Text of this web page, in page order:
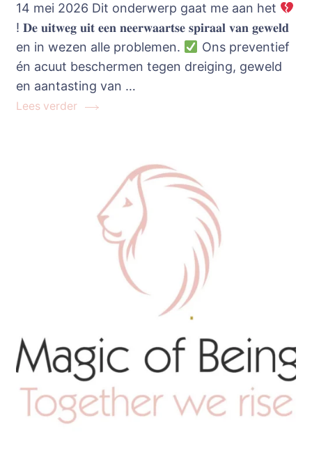
14 mei 2026 Dit onderwerp gaat me aan het
! 𝐃𝐞 𝐮𝐢𝐭𝐰𝐞𝐠 𝐮𝐢𝐭 𝐞𝐞𝐧 𝐧𝐞𝐞𝐫𝐰𝐚𝐚𝐫𝐭𝐬𝐞 𝐬𝐩𝐢𝐫𝐚𝐚𝐥 𝐯𝐚𝐧 𝐠𝐞𝐰𝐞𝐥𝐝
en in wezen alle problemen.
Ons preventief
én acuut beschermen tegen dreiging, geweld
en aantasting van …
Lees verder